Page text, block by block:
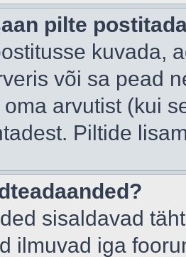
pilte
kuvada,
või sa pead
arvutist (kui
Piltide
sisaldavad
ilmuvad iga